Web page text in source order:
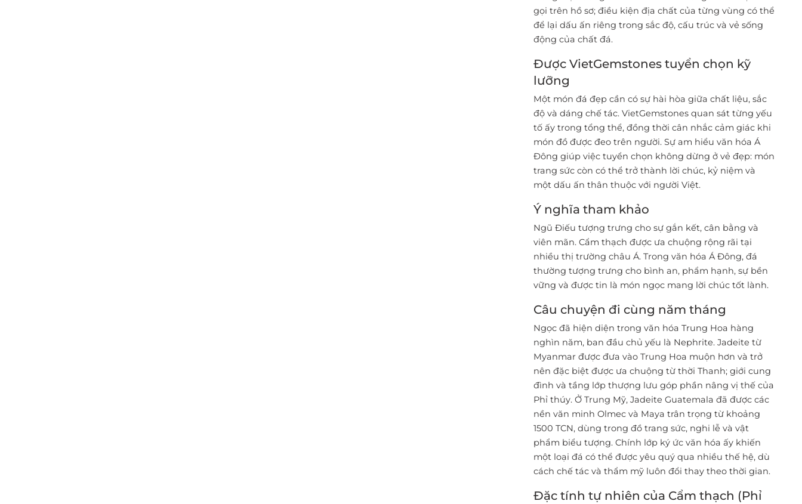
gọi trên hồ sơ; điều kiện địa chất của từng vùng có thể
để lại dấu ấn riêng trong sắc độ, cấu trúc và vẻ sống
động của chất đá.
Được VietGemstones tuyển chọn kỹ
lưỡng
Một món đá đẹp cần có sự hài hòa giữa chất liệu, sắc
độ và dáng chế tác. VietGemstones quan sát từng yếu
tố ấy trong tổng thể, đồng thời cân nhắc cảm giác khi
món đồ được đeo trên người. Sự am hiểu văn hóa Á
Đông giúp việc tuyển chọn không dừng ở vẻ đẹp: món
trang sức còn có thể trở thành lời chúc, kỷ niệm và
một dấu ấn thân thuộc với người Việt.
Ý nghĩa tham khảo
Ngũ Điếu tượng trưng cho sự gắn kết, cân bằng và
viên mãn. Cẩm thạch được ưa chuộng rộng rãi tại
nhiều thị trường châu Á. Trong văn hóa Á Đông, đá
thường tượng trưng cho bình an, phẩm hạnh, sự bền
vững và được tin là món ngọc mang lời chúc tốt lành.
Câu chuyện đi cùng năm tháng
Ngọc đã hiện diện trong văn hóa Trung Hoa hàng
nghìn năm, ban đầu chủ yếu là Nephrite. Jadeite từ
Myanmar được đưa vào Trung Hoa muộn hơn và trở
nên đặc biệt được ưa chuộng từ thời Thanh; giới cung
đình và tầng lớp thượng lưu góp phần nâng vị thế của
Phỉ thúy. Ở Trung Mỹ, Jadeite Guatemala đã được các
nền văn minh Olmec và Maya trân trọng từ khoảng
1500 TCN, dùng trong đồ trang sức, nghi lễ và vật
phẩm biểu tượng. Chính lớp ký ức văn hóa ấy khiến
một loại đá có thể được yêu quý qua nhiều thế hệ, dù
cách chế tác và thẩm mỹ luôn đổi thay theo thời gian.
Đặc tính tự nhiên của Cẩm thạch (Phỉ